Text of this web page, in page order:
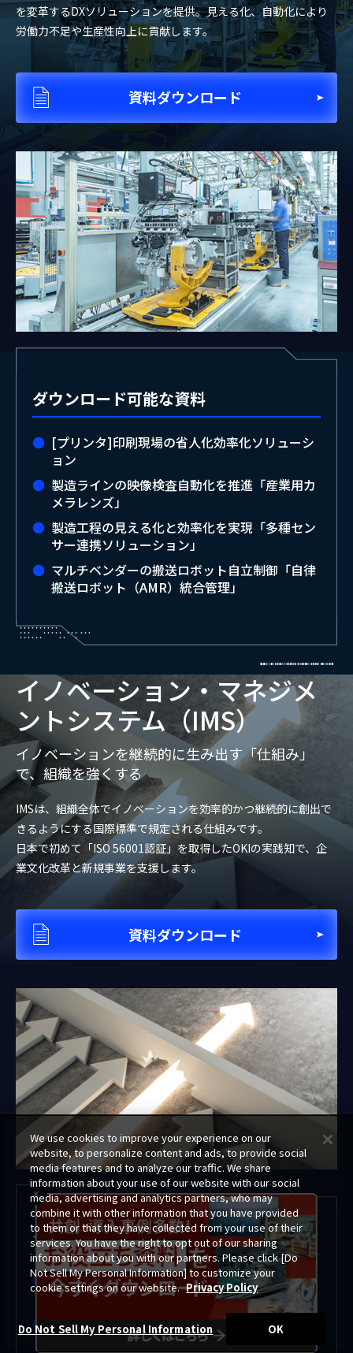
を変革するDXソリューションを提供。見える化、自動化により
労働力不足や生産性向上に貢献します。
資料ダウンロード
ダウンロード可能な資料
[プリンタ]印刷現場の省人化効率化ソリューシ
ョン
製造ラインの映像検査自動化を推進「産業用カ
メラレンズ」
製造工程の見える化と効率化を実現「多種セン
サー連携ソリューション」
マルチベンダーの搬送ロボット自立制御「自律
搬送ロボット（AMR）統合管理」
イノベーション‧マネジメ
ントシステム（IMS）
イノベーションを継続的に⽣み出す「仕組み」
で、組織を強くする
IMSは、組織全体でイノベーションを効率的かつ継続的に創出で
きるようにする国際標準で規定される仕組みです。
日本で初めて「ISO 56001認証」を取得したOKIの実践知で、企
業⽂化改⾰と新規事業を支援します。
資料ダウンロード
ダウンロード可能な資料
IMS導入を支援する伴走型の「IMS支援サービ
ス」
OKIが提供する1DAYワークョップでIMSを体感
「Breakthrough Camp」
We use cookies to improve your experience on our
website, to personalize content and ads, to provide social
media features and to analyze our traffic. We share
information about your use of our website with our social
media, advertising and analytics partners, who may
combine it with other information that you have provided
to them or that they have collected from your use of their
services. You have the right to opt out of our sharing
information about you with our partners. Please click [Do
Not Sell My Personal Information] to customize your
cookie settings on our website. Privacy Policy
Do Not Sell My Personal Information OK